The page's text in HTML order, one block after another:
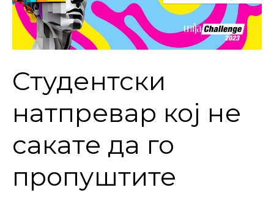
Студентски
натпревар кој не
сакате да го
пропуштите